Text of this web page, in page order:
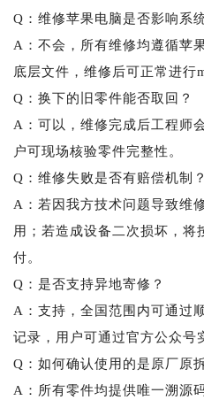
Q：维修苹果电脑是否影响系
A：不会，所有维修均遵循苹
底层文件，维修后可正常进行
Q：换下的旧零件能否取回？
A：可以，维修完成后工程师
户可现场核验零件完整性。
Q：维修失败是否有赔偿机制？
A：若因我方技术问题导致维
用；若造成设备二次损坏，将
付。
Q：是否支持异地寄修？
A：支持，全国范围内可通过
记录，用户可通过官方公众号
Q：如何确认使用的是原厂原
A：所有零件均提供唯一溯源